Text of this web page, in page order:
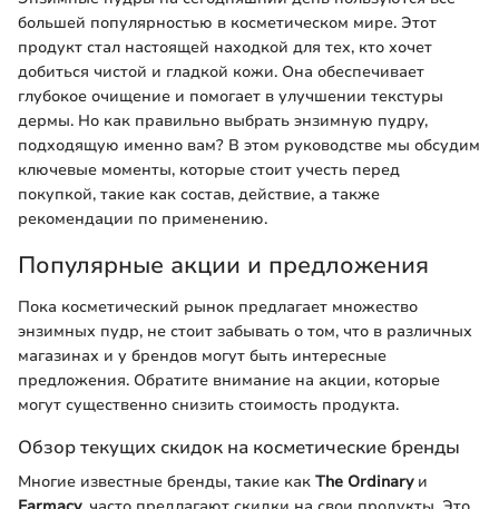
большей популярностью в косметическом мире. Этот
продукт стал настоящей находкой для тех, кто хочет
добиться чистой и гладкой кожи. Она обеспечивает
глубокое очищение и помогает в улучшении текстуры
дермы. Но как правильно выбрать энзимную пудру,
подходящую именно вам? В этом руководстве мы обсудим
ключевые моменты, которые стоит учесть перед
покупкой, такие как состав, действие, а также
рекомендации по применению.
Популярные акции и предложения
Пока косметический рынок предлагает множество
энзимных пудр, не стоит забывать о том, что в различных
магазинах и у брендов могут быть интересные
предложения. Обратите внимание на акции, которые
могут существенно снизить стоимость продукта.
Обзор текущих скидок на косметические бренды
Многие известные бренды, такие как The Ordinaryи